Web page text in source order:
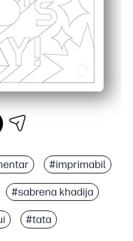
#imprimabil
#sabrena khadija
#tata